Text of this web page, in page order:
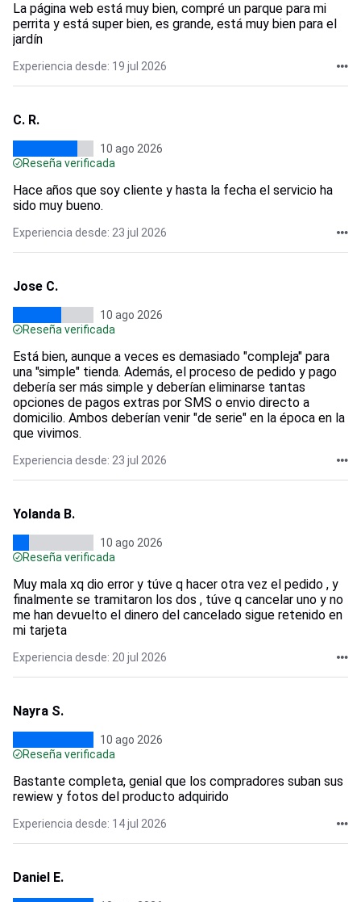
La página web está muy bien, compré un parque para mi
perrita y está super bien, es grande, está muy bien para el
jardín
Experiencia desde: 19 jul 2026
C. R.
10 ago 2026
Reseña verificada
Hace años que soy cliente y hasta la fecha el servicio ha
sido muy bueno.
Experiencia desde: 23 jul 2026
Jose C.
10 ago 2026
Reseña verificada
Está bien, aunque a veces es demasiado "compleja" para
una "simple" tienda. Además, el proceso de pedido y pago
debería ser más simple y deberían eliminarse tantas
opciones de pagos extras por SMS o envio directo a
domicilio. Ambos deberían venir "de serie" en la época en la
que vivimos.
Experiencia desde: 23 jul 2026
Yolanda B.
10 ago 2026
Reseña verificada
Muy mala xq dio error y túve q hacer otra vez el pedido , y
finalmente se tramitaron los dos , túve q cancelar uno y no
me han devuelto el dinero del cancelado sigue retenido en
mi tarjeta
Experiencia desde: 20 jul 2026
Nayra S.
10 ago 2026
Reseña verificada
Bastante completa, genial que los compradores suban sus
rewiew y fotos del producto adquirido
Experiencia desde: 14 jul 2026
Daniel E.